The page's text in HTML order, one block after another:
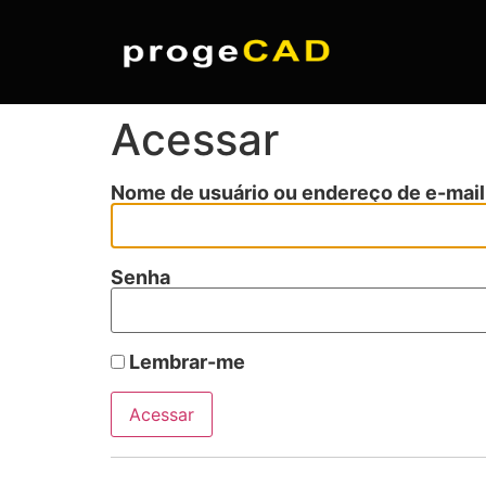
Acessar
Nome de usuário ou endereço de e-mail
Senha
Lembrar-me